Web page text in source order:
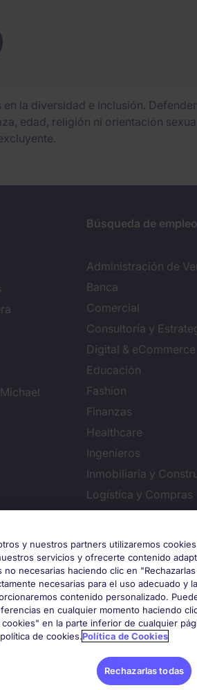
en la diversidad e inclusión.
edad, religión ni orientación
Búsqueda de empleo
Administración de
Banca
Comercial
Consultoría y
Digital & eCommerce
Educación
Fashion
Finanzas
Healthcare
Ingenieros
Inmobiliaria y
Logística y Compras
Configuración de
y nuestros partners utilizaremos
servicios y ofrecerte contenido
necesarias haciendo clic en
necesarias para el uso adecuado y
contenido personalizado.
en cualquier momento haciendo
en la parte inferior de cualquier
de cookies.Política de Cookies
Rechazarlas todas